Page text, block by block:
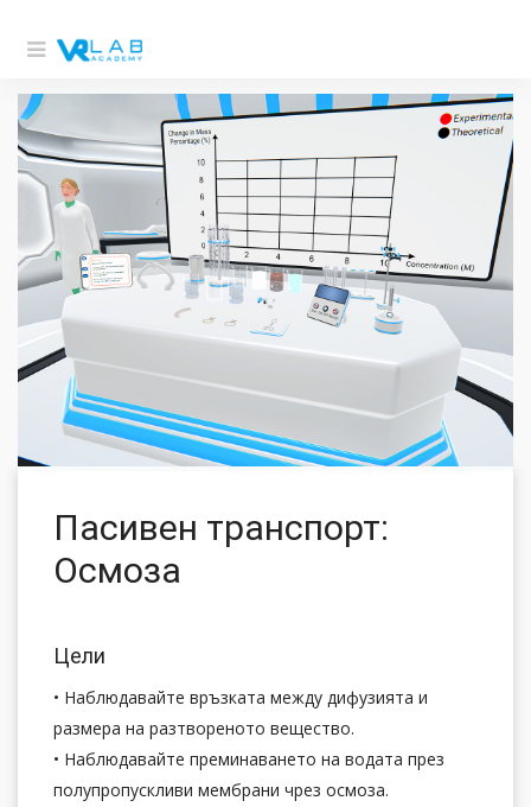
Пасивен транспорт:
Осмоза
Цели
• Наблюдавайте връзката между дифузията и
размера на разтвореното вещество.
• Наблюдавайте преминаването на водата през
полупропускливи мембрани чрез осмоза.